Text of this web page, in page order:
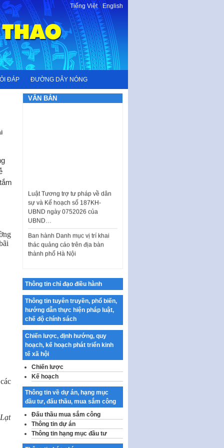
Tiếng Việt-English
ĐÁP ĐƯỜNG DÂY NÓNG
VĂN BẢN
sự và Kế hoạch số 187KH-
UBND ngày 0752026 của
UBND…
thác quảng cáo trên địa bàn
thành phố Hà Nội
tưởng của Đảng…
Công bố công khai dự toán kinh
phí xây dựng pháp luật, hoàn
thiện thể chế, chính…
Quy định về nghiên cứu, ứng
dụng khoa học, công nghệ, đổi
mới sáng tạo và chuyển…
Quy định chi tiết và hướng dẫn
thi hành một số điều của Luật Lý
lịch tư…
Sửa đổi, bổ sung một số nội
dung tại Nghị quyết số 30/NQ-
CP ngày 24 tháng 02…
Ban hành Chương trình hành
động của Chính phủ thực hiện
Nghị quyết số 02-NQ/TW ngày
Thông tin chỉ đạo điều hành
Thông tin tuyên truyền, phổ biến,
hướng dẫn thực hiện pháp luật,
chế độ chính sách
Chiến lược, định hướng, quy
hoạch, kế hoạch phát triển kinh
tế xã hội
Chiến lược
Kế hoạch
Thông tin về dự án, hạng mục
đầu tư, đấu thầu, mua sắm công
Đấu thầu mua sắm công
Thông tin dự án
Thông tin hạng mục đầu tư